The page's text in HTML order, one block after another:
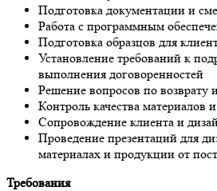
Подготовка документации и
Работа с программным
Подготовка образцов для
Установление требований к
выполнения договоренностей
Решение вопросов по возврату
Контроль качества материалов
Сопровождение клиента и
Проведение презентаций для
материалах и продукции от
Требования